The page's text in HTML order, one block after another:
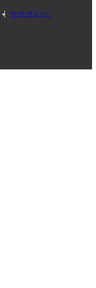
サイトポリシー